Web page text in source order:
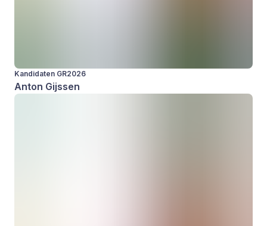
Kandidaten GR2026
Anton Gijssen